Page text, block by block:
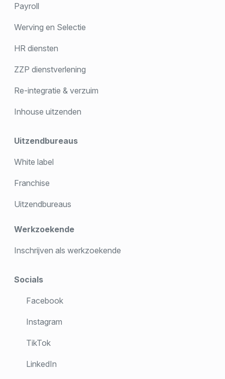
Payroll
Werving en Selectie
HR diensten
ZZP dienstverlening
Re-integratie & verzuim
Inhouse uitzenden
Uitzendbureaus
White label
Franchise
Uitzendbureaus
Werkzoekende
Inschrijven als werkzoekende
Socials
Facebook
Instagram
TikTok
LinkedIn